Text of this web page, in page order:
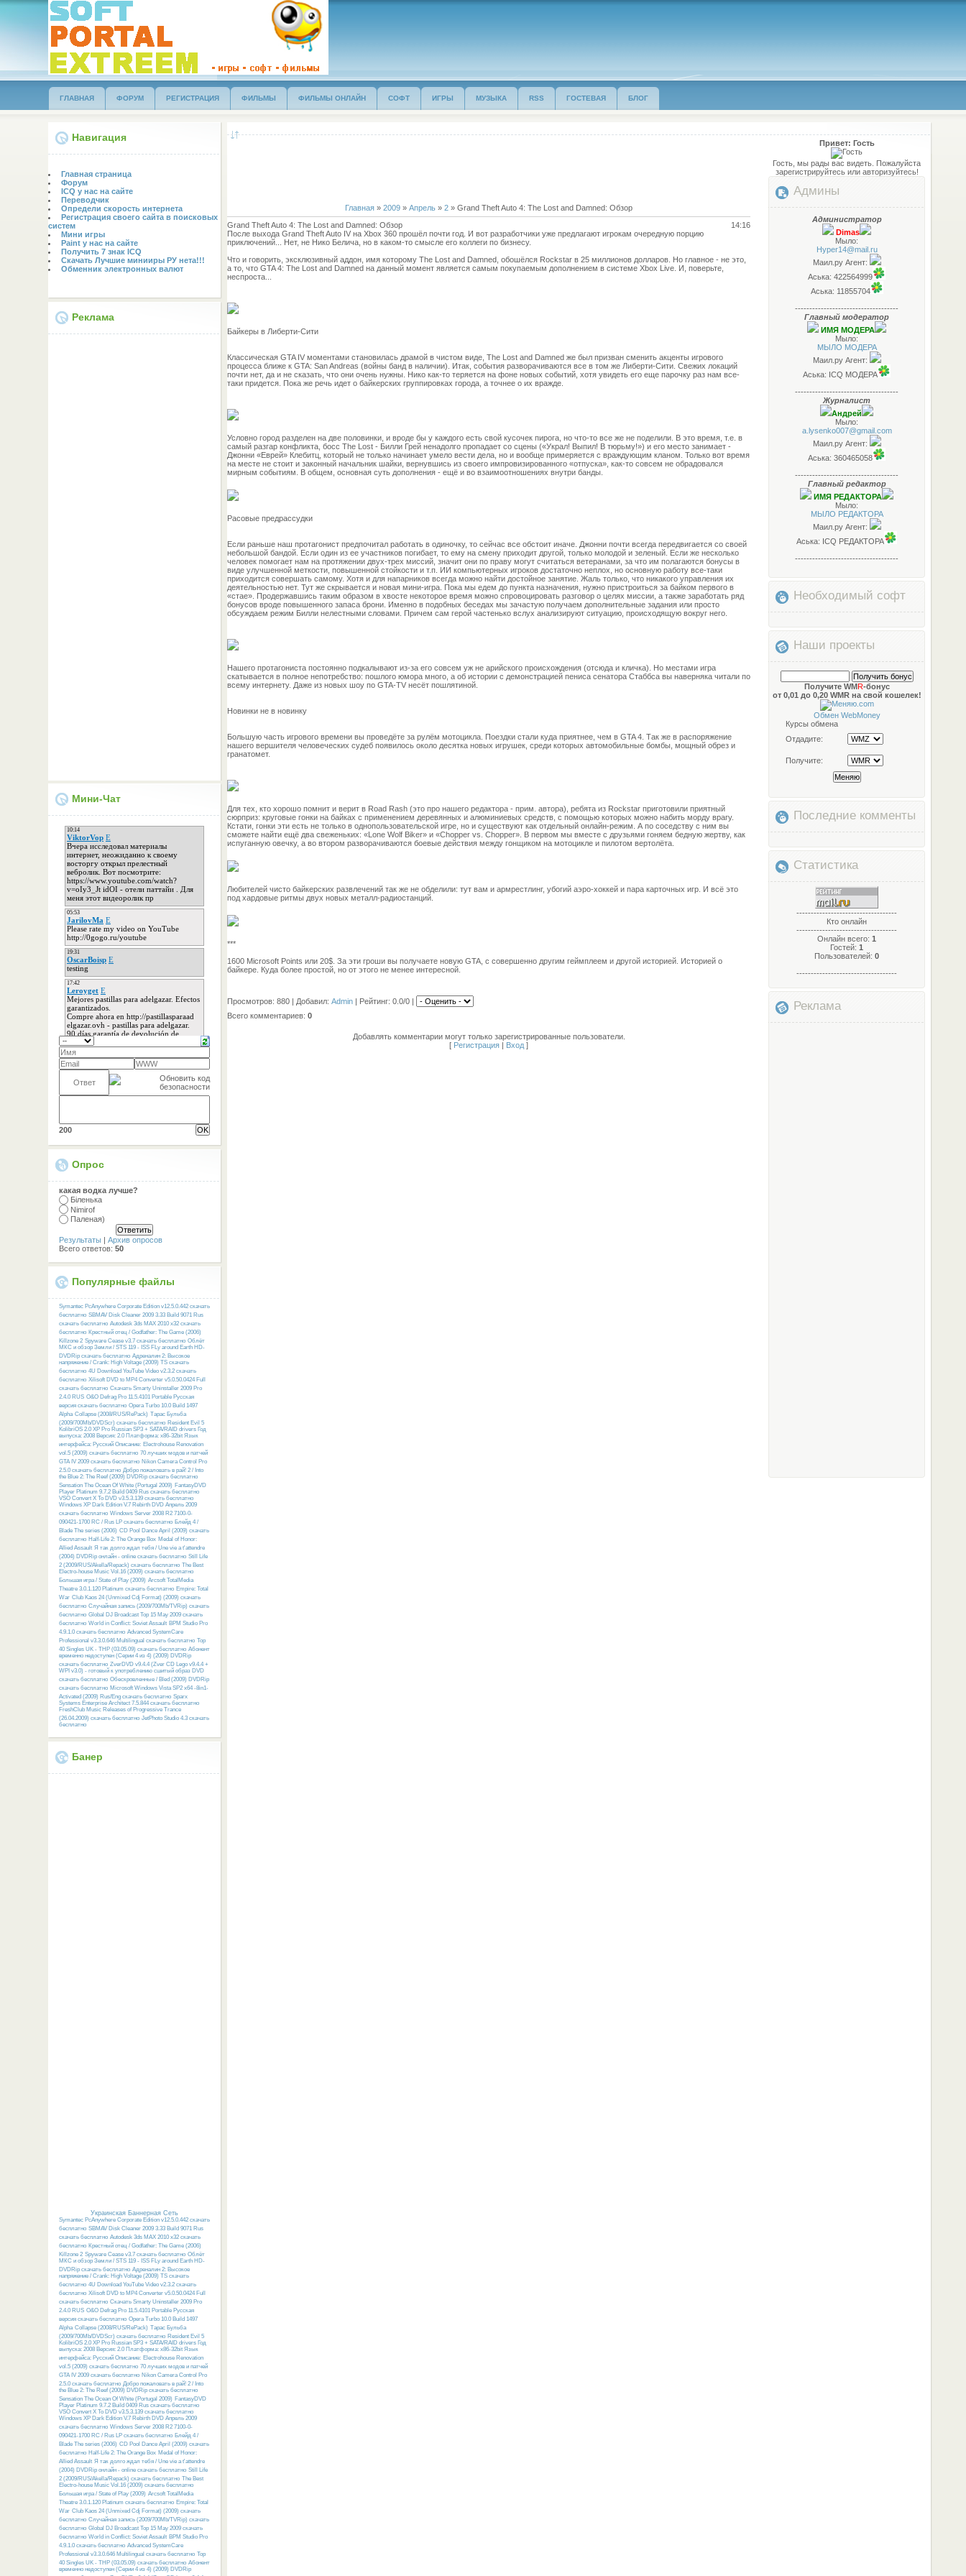
ГЛАВНАЯ ФОРУМ РЕГИСТРАЦИЯ ФИЛЬМЫ ФИЛЬМЫ ОНЛАЙН СОФТ ИГРЫ МУЗЫКА RSS ГОСТЕВАЯ БЛОГ
Навигация
Главная страница
Форум
ICQ у нас на сайте
Переводчик
Определи скорость интернета
Регистрация своего сайта в поисковых
систем
Мини игры
Paint у нас на сайте
Получить 7 знак ICQ
Скачать Лучшие минииры РУ нета!!!
Обменник электронных валют
Реклама
Мини-Чат
200
Опрос
какая водка лучше?
Біленька
Nimirof
Паленая)
Результаты |Архив опросов
Всего ответов:50
Популярные файлы
Symantec PcAnywhere Corporate Edition v12.5.0.442 скачать
бесплатно SBMAV Disk Cleaner 2009 3.33 Build 9071 Rus
скачать бесплатно Autodesk 3ds MAX 2010 x32 скачать
бесплатно Крестный отец / Godfather: The Game (2006)
Killzone 2 Spyware Cease v3.7 скачать бесплатно Облёт
МКС и обзор Земли / STS 119 - ISS FLy around Earth HD-
DVDRip скачать бесплатно Адреналин 2: Высокое
напряжение / Crank: High Voltage (2009) TS скачать
бесплатно 4U Download YouTube Video v2.3.2 скачать
бесплатно Xilisoft DVD to MP4 Converter v5.0.50.0424 Full
скачать бесплатно Скачать Smarty Uninstaller 2009 Pro
2.4.0 RUS O&O Defrag Pro 11.5.4101 Portable Русская
версия скачать бесплатно Opera Turbo 10.0 Build 1497
Alpha Collapse (2008/RUS/RePack) Тарас Бульба
(2009/700Mb/DVDScr) скачать бесплатно Resident Evil 5
KolibriOS 2.0 XP Pro Russian SP3 + SATA/RAID drivers Год
выпуска: 2008 Версия: 2.0 Платформа: x86-32bit Язык
интерфейса: Русский Описание: Electrohouse Renovation
vol.5 (2009) скачать бесплатно 70 лучших модов и патчей
GTA IV 2009 скачать бесплатно Nikon Camera Control Pro
2.5.0 скачать бесплатно Добро пожаловать в рай! 2 / Into
the Blue 2: The Reef (2009) DVDRip скачать бесплатно
Sensation The Ocean Of White (Portugal 2009) FantasyDVD
Player Platinum 9.7.2 Build 0409 Rus скачать бесплатно
VSO Convert X To DVD v3.5.3.139 скачать бесплатно
Windows XP Dark Edition V.7 Rebirth DVD Апрель 2009
скачать бесплатно Windows Server 2008 R2 7100-0-
090421-1700 RC / Rus LP скачать бесплатно Блейд 4 /
Blade The series (2006) CD Pool Dance April (2009) скачать
бесплатно Half-Life 2: The Orange Box Medal of Honor:
Allied Assault Я так долго ждал тебя / Une vie a t'attendre
(2004) DVDRip онлайн - online скачать бесплатно Still Life
2 (2009/RUS/Akella/Repack) скачать бесплатно The Best
Electro-house Music Vol.16 (2009) скачать бесплатно
Большая игра / State of Play (2009) Arcsoft TotalMedia
Theatre 3.0.1.120 Platinum скачать бесплатно Empire: Total
War Club Kaos 24 (Unmixed Cdj Format) (2009) скачать
бесплатно Случайная запись (2009/700Mb/TVRip) скачать
бесплатно Global DJ Broadcast Top 15 May 2009 скачать
бесплатно World in Conflict: Soviet Assault BPM Studio Pro
4.9.1.0 скачать бесплатно Advanced SystemCare
Professional v3.3.0.646 Multilingual скачать бесплатно Top
40 Singles UK - THP (03.05.09) скачать бесплатно Абонент
временно недоступен (Серии 4 из 4) (2009) DVDRip
скачать бесплатно ZverDVD v9.4.4 (Zver CD Lego v9.4.4 +
WPI v3.0) - готовый к употреблению сшитый образ DVD
скачать бесплатно Обескровленные / Bled (2009) DVDRip
скачать бесплатно Microsoft Windows Vista SP2 x64 -8in1-
Activated (2009) Rus/Eng скачать бесплатно Sparx
Systems Enterprise Architect 7.5.844 скачать бесплатно
FreshClub Music Releases of Progressive Trance
(26.04.2009) скачать бесплатно JetPhoto Studio 4.3 скачать
бесплатно
Банер
Украинская Баннерная Сеть
Symantec PcAnywhere Corporate Edition v12.5.0.442 скачать
бесплатно SBMAV Disk Cleaner 2009 3.33 Build 9071 Rus
скачать бесплатно Autodesk 3ds MAX 2010 x32 скачать
бесплатно Крестный отец / Godfather: The Game (2006)
Killzone 2 Spyware Cease v3.7 скачать бесплатно Облёт
МКС и обзор Земли / STS 119 - ISS FLy around Earth HD-
DVDRip скачать бесплатно Адреналин 2: Высокое
напряжение / Crank: High Voltage (2009) TS скачать
бесплатно 4U Download YouTube Video v2.3.2 скачать
бесплатно Xilisoft DVD to MP4 Converter v5.0.50.0424 Full
скачать бесплатно Скачать Smarty Uninstaller 2009 Pro
2.4.0 RUS O&O Defrag Pro 11.5.4101 Portable Русская
версия скачать бесплатно Opera Turbo 10.0 Build 1497
Alpha Collapse (2008/RUS/RePack) Тарас Бульба
(2009/700Mb/DVDScr) скачать бесплатно Resident Evil 5
KolibriOS 2.0 XP Pro Russian SP3 + SATA/RAID drivers Год
выпуска: 2008 Версия: 2.0 Платформа: x86-32bit Язык
интерфейса: Русский Описание: Electrohouse Renovation
vol.5 (2009) скачать бесплатно 70 лучших модов и патчей
GTA IV 2009 скачать бесплатно Nikon Camera Control Pro
2.5.0 скачать бесплатно Добро пожаловать в рай! 2 / Into
the Blue 2: The Reef (2009) DVDRip скачать бесплатно
Sensation The Ocean Of White (Portugal 2009) FantasyDVD
Player Platinum 9.7.2 Build 0409 Rus скачать бесплатно
VSO Convert X To DVD v3.5.3.139 скачать бесплатно
Windows XP Dark Edition V.7 Rebirth DVD Апрель 2009
скачать бесплатно Windows Server 2008 R2 7100-0-
090421-1700 RC / Rus LP скачать бесплатно Блейд 4 /
Blade The series (2006) CD Pool Dance April (2009) скачать
бесплатно Half-Life 2: The Orange Box Medal of Honor:
Allied Assault Я так долго ждал тебя / Une vie a t'attendre
(2004) DVDRip онлайн - online скачать бесплатно Still Life
2 (2009/RUS/Akella/Repack) скачать бесплатно The Best
Electro-house Music Vol.16 (2009) скачать бесплатно
Большая игра / State of Play (2009) Arcsoft TotalMedia
Theatre 3.0.1.120 Platinum скачать бесплатно Empire: Total
War Club Kaos 24 (Unmixed Cdj Format) (2009) скачать
бесплатно Случайная запись (2009/700Mb/TVRip) скачать
бесплатно Global DJ Broadcast Top 15 May 2009 скачать
бесплатно World in Conflict: Soviet Assault BPM Studio Pro
4.9.1.0 скачать бесплатно Advanced SystemCare
Professional v3.3.0.646 Multilingual скачать бесплатно Top
40 Singles UK - THP (03.05.09) скачать бесплатно Абонент
временно недоступен (Серии 4 из 4) (2009) DVDRip
Главная »2009 » Апрель » 2 » Grand Theft Auto 4: The Lost and Damned: Обзор
Grand Theft Auto 4: The Lost and Damned: Обзор
14:16
После выхода Grand Theft Auto IV на Xbox 360 прошёл почти год. И вот разработчики уже предлагают игрокам очередную порцию
приключений... Нет, не Нико Белича, но в каком-то смысле его коллеги по бизнесу.
Что и говорить, эксклюзивный аддон, имя которому The Lost and Damned, обошёлся Rockstar в 25 миллионов долларов. Но главное - не это,
а то, что GTA 4: The Lost and Damned на данный момент является самым покупаемым дополнением в системе Xbox Live. И, поверьте,
неспроста...
Байкеры в Либерти-Сити
Классическая GTA IV моментами становилась драмой в чистом виде, The Lost and Damned же был призван сменить акценты игрового
процесса ближе к GTA: San Andreas (войны банд в наличии). Итак, события разворачиваются все в том же Либерти-Сити. Свежих локаций
почти нет, да и не сказать, что они очень нужны. Нико как-то теряется на фоне новых событий, хотя увидеть его еще парочку раз нам все-
таки придется. Пока же речь идет о байкерских группировках города, а точнее о их вражде.
Условно город разделен на две половинки, и вроде бы у каждого есть свой кусочек пирога, но что-то все же не поделили. В это время, т.е. в
самый разгар конфликта, босс The Lost - Билли Грей ненадолго пропадает со сцены («Украл! Выпил! В тюрьму!») и его место занимает -
Джонни «Еврей» Клебитц, который не только начинает умело вести дела, но и вообще примеряется с враждующим кланом. Только вот время
на месте не стоит и законный начальник шайки, вернувшись из своего импровизированного «отпуска», как-то совсем не обрадовался
мирным событиям. В общем, основная суть дополнения - ещё и во взаимоотношениях внутри банды.
Расовые предрассудки
Если раньше наш протагонист предпочитал работать в одиночку, то сейчас все обстоит иначе. Джонни почти всегда передвигается со своей
небольшой бандой. Если один из ее участников погибает, то ему на смену приходит другой, только молодой и зеленый. Если же несколько
человек помогает нам на протяжении двух-трех миссий, значит они по праву могут считаться ветеранами, за что им полагаются бонусы в
виде улучшенной меткости, повышенной стойкости и т.п. ИИ компьютерных игроков достаточно неплох, но основную работу все-таки
приходится совершать самому. Хотя и для напарников всегда можно найти достойное занятие. Жаль только, что никакого управления их
деятельностью нет. Тут же скрывается и новая мини-игра. Пока мы едем до пункта назначения, нужно пристроиться за байком первого в
«стае». Продержавшись таким образом в хвосте некоторое время можно спровоцировать разговор о целях миссии, а также заработать ряд
бонусов вроде повышенного запаса брони. Именно в подобных беседах мы зачастую получаем дополнительные задания или просто
обсуждаем режим Билли нелестными словами. Причем сам герой частенько вслух анализируют ситуацию, происходящую вокруг него.
Нашего протагониста постоянно подкалывают из-за его совсем уж не арийского происхождения (отсюда и кличка). Но местами игра
скатывается в полное непотребство: пошлого юмора много, а об истории с демонстрацией пениса сенатора Стаббса вы наверняка читали по
всему интернету. Даже из новых шоу по GTA-TV несёт пошлятиной.
Новинки не в новинку
Большую часть игрового времени вы проведёте за рулём мотоцикла. Поездки стали куда приятнее, чем в GTA 4. Так же в распоряжение
нашего вершителя человеческих судеб появилось около десятка новых игрушек, среди которых автомобильные бомбы, мощный обрез и
гранатомет.
Для тех, кто хорошо помнит и верит в Road Rash (это про нашего редактора - прим. автора), ребята из Rockstar приготовили приятный
сюрприз: круговые гонки на байках с применением деревянных и алюминиевых средств, с помощью которых можно набить морду врагу.
Кстати, гонки эти есть не только в однопользовательской игре, но и существуют как отдельный онлайн-режим. А по соседству с ним вы
сможете найти ещё два свеженьких: «Lone Wolf Biker» и «Chopper vs. Chopper». В первом мы вместе с друзьями гоняем бедную жертву, как
испуганную овечку, а во втором разворачиваются боевые действия между гонщиком на мотоцикле и пилотом вертолёта.
Любителей чисто байкерских развлечений так же не обделили: тут вам и армрестлинг, убогий аэро-хоккей и пара карточных игр. И всё это
под хардовые ритмы двух новых металл-радиостанций.
***
1600 Microsoft Points или 20$. За эти гроши вы получаете новую GTA, с совершенно другим геймплеем и другой историей. Историей о
байкере. Куда более простой, но от этого не менее интересной.
Просмотров: 880 | Добавил:Admin | Рейтинг: 0.0/0 |
Всего комментариев:0
Добавлять комментарии могут только зарегистрированные пользователи.
[ Регистрация | Вход ]
Привет: Гость
Гость, мы рады вас видеть. Пожалуйста
зарегистрируйтесь или авторизуйтесь!
Админы
Администратор
Dimas
Мыло:
Hyper14@mail.ru
Маил.ру Агент:
Аська: 422564999
Аська: 11855704
------------------------------------
Главный модератор
ИМЯ МОДЕРА
Мыло:
МЫЛО МОДЕРА
Маил.ру Агент:
Аська: ICQ МОДЕРА
------------------------------------
Журналист
Андрей
Мыло:
a.lysenko007@gmail.com
Маил.ру Агент:
Аська: 360465058
------------------------------------
Главный редактор
ИМЯ РЕДАКТОРА
Мыло:
МЫЛО РЕДАКТОРА
Маил.ру Агент:
Аська: ICQ РЕДАКТОРА
------------------------------------
Необходимый софт
Наши проекты
Получите WMR-бонус
от 0,01 до 0,20 WMR на свой кошелек!
Обмен WebMoney
Курсы обмена
Отдадите:
Получите:
Последние комменты
Статистика
-----------------------------------
Кто онлайн
-----------------------------------
Онлайн всего:1
Гостей:1
Пользователей:0
-----------------------------------
Реклама